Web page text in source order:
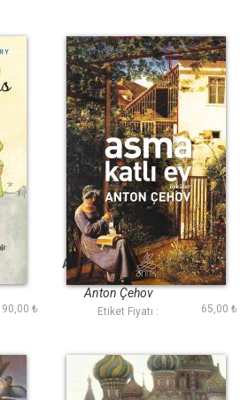
90,00 ₺
Asma Katlı Ev (Antik
Dünya Klasikleri)
Anton Çehov
Etiket Fiyatı : 65,00 ₺